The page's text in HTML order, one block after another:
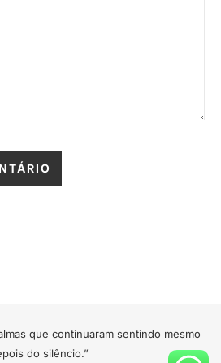
que continuaram sentindo mesmo
do silêncio.”